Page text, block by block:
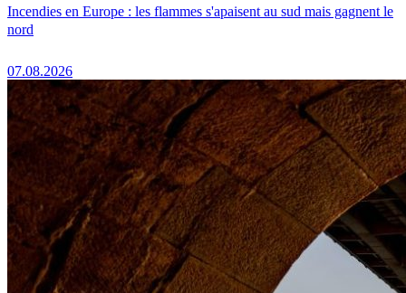
Incendies en Europe : les flammes s'apaisent au sud mais gagnent le
nord
07.08.2026